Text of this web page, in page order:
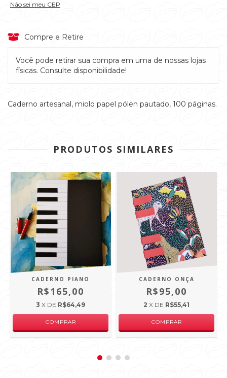
Não sei meu CEP
Compre e Retire
Você pode retirar sua compra em uma de nossas lojas
físicas. Consulte disponibilidade!
Caderno artesanal, miolo papel pólen pautado, 100 páginas.
PRODUTOS SIMILARES
CADERNO PIANO
R$165,00
3 X DE R$64,49
CADERNO ONÇA
R$95,00
2 X DE R$55,41